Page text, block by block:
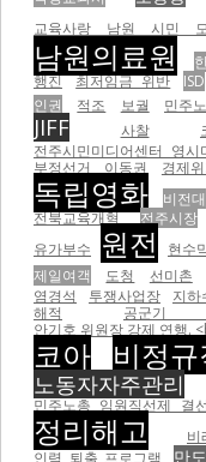
교육사랑 남원 시민
남원의료원
행진
최저임금 위반 ISD
인권
적조 보궐 민주
JIFF
사찰
전주시민미디어센터 영시
부정선거
이동권 경제
독립영화 비전대
전북교육개혁
전주시장
유가부수
원전 현수
제일여객 도청 선미촌
염경석
투쟁사업장 지하
해적
공군기
안기호 위원장 강제 연행
코아 비정규
노동자자주관리
민주노총 임원직선제 결
정리해고 비
인력 퇴출 프로그램
만도